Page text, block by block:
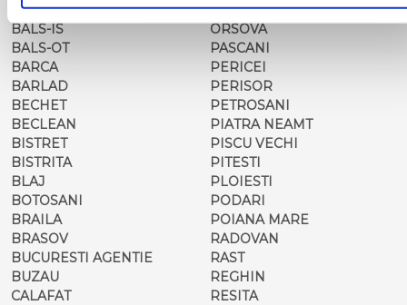
BAILESTI
BALS-IS
BALS-OT
BARCA
BARLAD
BECHET
BECLEAN
BISTRET
BISTRITA
BLAJ
BOTOSANI
BRAILA
BRASOV
BUCURESTI AGENTIE
BUZAU
CALAFAT
ORADEA
ORSOVA
PASCANI
PERICEI
PERISOR
PETROSANI
PIATRA NEAMT
PISCU VECHI
PITESTI
PLOIESTI
PODARI
POIANA MARE
RADOVAN
RAST
REGHIN
RESITA